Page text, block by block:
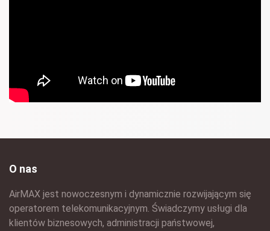
O nas
AirMAX jest nowoczesnym i dynamicznie rozwijającym się
operatorem telekomunikacyjnym. Świadczymy usługi dla
klientów biznesowych, administracji państwowej,